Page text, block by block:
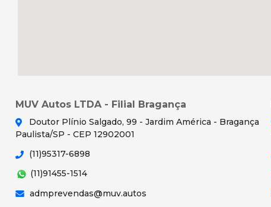
MUV Autos LTDA - Filial Bragança
Doutor Plínio Salgado, 99 - Jardim América - Bragança
Paulista/SP - CEP 12902001
(11)95317-6898
(11)91455-1514
admprevendas@muv.autos